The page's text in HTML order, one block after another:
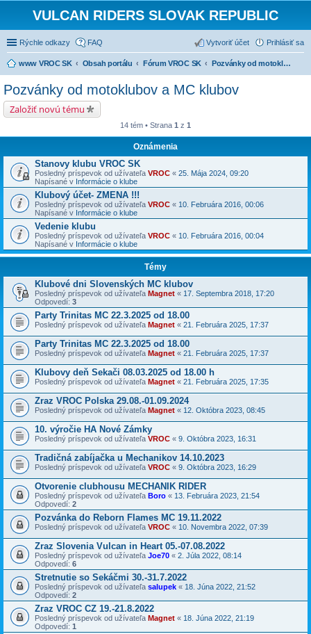
VULCAN RIDERS SLOVAK REPUBLIC
Rýchle odkazy FAQ Prihlásiť sa
Vytvoriť účet
www VROC SK Obsah portálu Fórum VROC SK Pozvánky od motoklubov a MC klubov
Pozvánky od motoklubov a MC klubov
Založiť novú tému
14 tém • Strana 1 z 1
Oznámenia
Stanovy klubu VROC SK
Posledný príspevok od užívateľa VROC « 25. Mája 2024, 09:20
Napísané v Informácie o klube
Klubový účet- ZMENA !!!
Posledný príspevok od užívateľa VROC « 10. Februára 2016, 00:06
Napísané v Informácie o klube
Vedenie klubu
Posledný príspevok od užívateľa VROC « 10. Februára 2016, 00:04
Napísané v Informácie o klube
Témy
Klubové dni Slovenských MC klubov
Posledný príspevok od užívateľa Magnet « 17. Septembra 2018, 17:20
Odpovedí: 3
Party Trinitas MC 22.3.2025 od 18.00
Posledný príspevok od užívateľa Magnet « 21. Februára 2025, 17:37
Party Trinitas MC 22.3.2025 od 18.00
Posledný príspevok od užívateľa Magnet « 21. Februára 2025, 17:37
Klubovy deň Sekači 08.03.2025 od 18.00 h
Posledný príspevok od užívateľa Magnet « 21. Februára 2025, 17:35
Zraz VROC Polska 29.08.-01.09.2024
Posledný príspevok od užívateľa Magnet « 12. Októbra 2023, 08:45
10. výročie HA Nové Zámky
Posledný príspevok od užívateľa VROC « 9. Októbra 2023, 16:31
Tradičná zabíjačka u Mechanikov 14.10.2023
Posledný príspevok od užívateľa VROC « 9. Októbra 2023, 16:29
Otvorenie clubhousu MECHANIK RIDER
Posledný príspevok od užívateľa Boro « 13. Februára 2023, 21:54
Odpovedí: 2
Pozvánka do Reborn Flames MC 19.11.2022
Posledný príspevok od užívateľa VROC « 10. Novembra 2022, 07:39
Zraz Slovenia Vulcan in Heart 05.-07.08.2022
Posledný príspevok od užívateľa Joe70 « 2. Júla 2022, 08:14
Odpovedí: 6
Stretnutie so Sekáčmi 30.-31.7.2022
Posledný príspevok od užívateľa salupek « 18. Júna 2022, 21:52
Odpovedí: 2
Zraz VROC CZ 19.-21.8.2022
Posledný príspevok od užívateľa Magnet « 18. Júna 2022, 21:19
Odpovedí: 1